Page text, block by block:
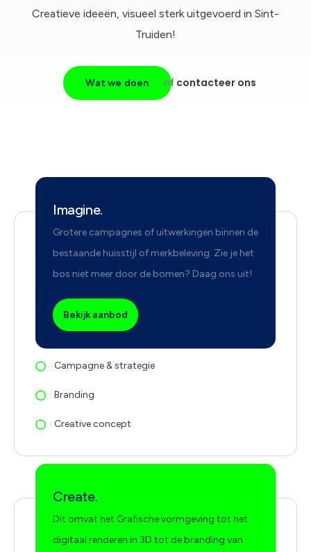
Creatieve ideeën, visueel sterk uitgevoerd in Sint-
Truiden!
Wat we doen of contacteer ons
Imagine.
Grotere campagnes of uitwerkingen binnen de
bestaande huisstijl of merkbeleving. Zie je het
bos niet meer door de bomen? Daag ons uit!
Bekijk aanbod
Campagne & strategie
Branding
Creative concept
Create.
Dit omvat het Grafische vormgeving tot het
digitaal renderen in 3D tot de branding van